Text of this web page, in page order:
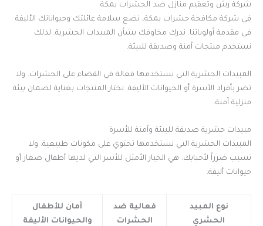
شركة رش وتعقيم منازل ضد الحشرات بمكة
في شركة مكافحة حشرات بمكة، نضع سلامة عائلتك وحيواناتك الأليفة
في مقدمة أولوياتنا. ندرك مخاوفك بشأن المبيدات الحشرية. لذلك
نستخدم منتجات آمنة وصديقة للبيئة.
المبيدات الحشرية التي نستخدمها فعالة في القضاء على الحشرات. ولا
تضر بأفراد الأسرة أو الحيوانات الأليفة. نختار المنتجات بعناية لضمان بيئة
منزلية آمنة.
مبيدات حشرية صديقة للبيئة وآمنة للأسرة
المبيدات الحشرية التي نستخدمها تحتوي على مكونات طبيعية. ولا
تسبب ضرراً لأحبابك. هي الخيار الأمثل للأسر التي لديها أطفال صغار أو
حيوانات أليفة.
نوع المبيد
الحشري
فعالية ضد
الحشرات
أمان للأطفال
والحيوانات الأليفة